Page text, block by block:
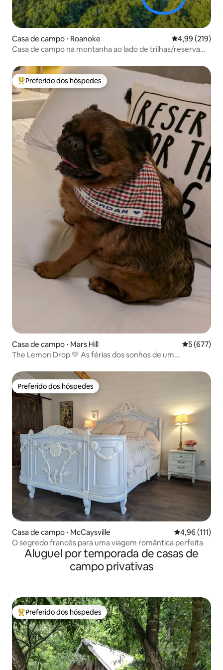
Casa de campo ⋅ Roanoke 4,99 de uma
4,99 (219)
Casa de campo na montanha ao lado de trilhas/reserva
Entre os melhores preferidos dos hóspedes
Preferido dos hóspedes
Casa de campo ⋅ Mars Hill 5 de uma
5 (677)
The Lemon Drop 💛 As férias dos sonhos de um
Preferido dos hóspedes
Preferido dos hóspedes
Casa de campo ⋅ McCaysville 4,96 de uma
4,96 (111)
O segredo francês para uma viagem romântica perfeita
Aluguel por temporada de casas de
campo privativas
Entre os melhores preferidos dos hóspedes
Preferido dos hóspedes